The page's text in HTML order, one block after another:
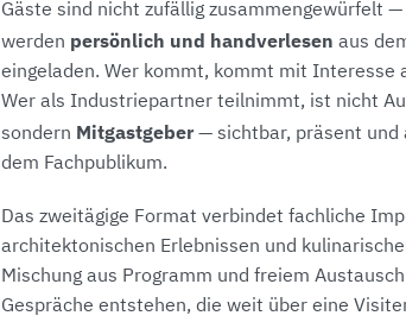
Gäste sind nicht zufällig zusammengewürfelt —
werden persönlich und handverlesen aus
eingeladen. Wer kommt, kommt mit Interesse
Wer als Industriepartner teilnimmt, ist nicht
sondern Mitgastgeber — sichtbar, präsent und
dem Fachpublikum.
Das zweitägige Format verbindet fachliche
architektonischen Erlebnissen und
Mischung aus Programm und freiem
Gespräche entstehen, die weit über eine